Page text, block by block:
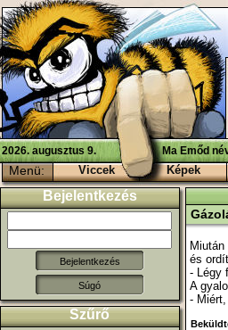
2026. augusztus 9. Ma Emőd
Menü: Viccek Képek
Bejelentkezés
Súgó
Szűrő
és
- Légy
A
-